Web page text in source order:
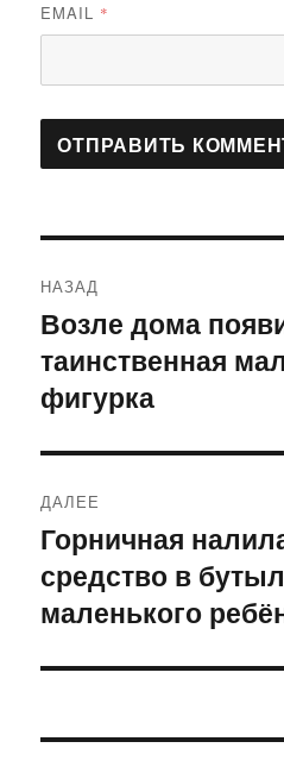
EMAIL *
по
записям
НАЗАД
Предыдущая
запись:
Возле дома
таинственная
фигурка
ДАЛЕЕ
Следующая
запись:
Горничная
средство в
маленького